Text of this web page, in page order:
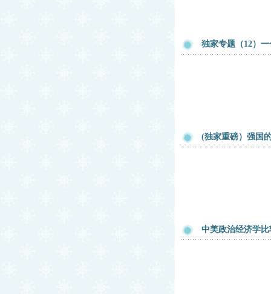
独家专题（12）
(独家重磅）强国
中美政治经济学